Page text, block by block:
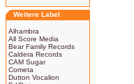
Weitere Label
Alhambra
All Score Media
Bear Family Records
Caldera Records
CAM Sugar
Cometa
Dutton Vocalion